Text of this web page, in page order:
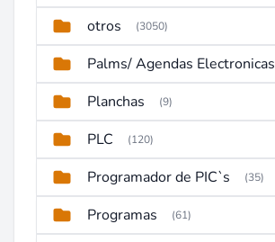
otros (3050)
Palms/ Agendas Electronicas
Planchas (9)
PLC (120)
Programador de PIC`s (35)
Programas (61)